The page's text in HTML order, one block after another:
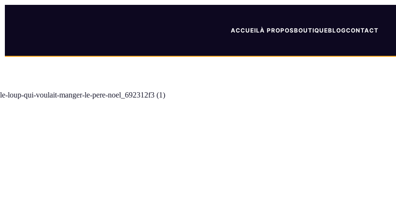
ACCUEILÀ PROPOSBOUTIQUEBLOGCONTACT
le-loup-qui-voulait-manger-le-pere-noel_692312f3 (1)